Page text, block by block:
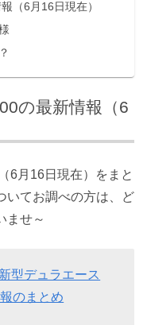
（6月16日現在）
の最新情報（6
6月16日現在）をまと
いてお調べの方は、ど
ませ～
新型デュラエース
のまとめ